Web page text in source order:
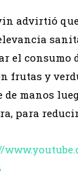
advirtió
el consumo
frutas y
de manos
para